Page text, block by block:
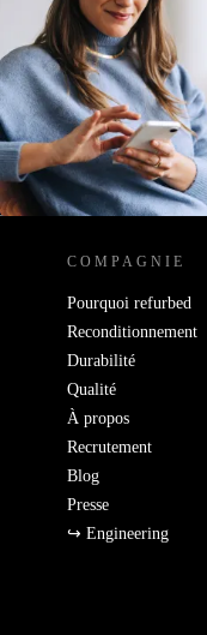
Ne
REFURBED
COMPAGNIE
Pourquoi refurbed
Reconditionnement
Durabilité
Qualité
À propos
Recrutement
Blog
Presse
↪ Engineering